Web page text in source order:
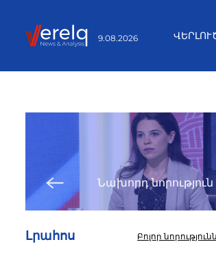
9.08.2026
Նախորդ նորություն
Լրահոս Բոլոր